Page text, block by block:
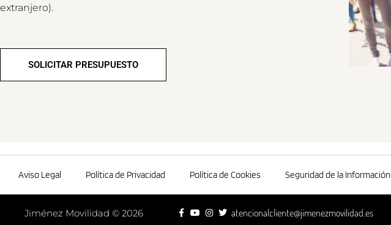
extranjero).
SOLICITAR PRESUPUESTO
Aviso Legal Política de Privacidad Política de Cookies Seguridad de la Información
Jiménez Movilidad © 2026 atencionalcliente@jimenezmovilidad.es